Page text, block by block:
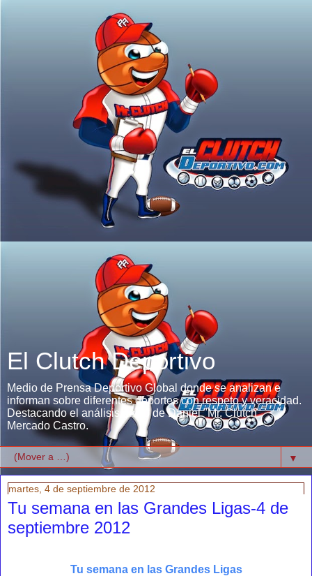
El Clutch Deportivo
Medio de Prensa Deportivo Global donde se analizan e
informan sobre diferentes deportes con respeto y veracidad.
Destacando el análisis único de Daniel "Mr. Clutch"
Mercado Castro.
▼
martes, 4 de septiembre de 2012
Tu semana en las Grandes Ligas-4 de
septiembre 2012
Tu semana en las Grandes Ligas